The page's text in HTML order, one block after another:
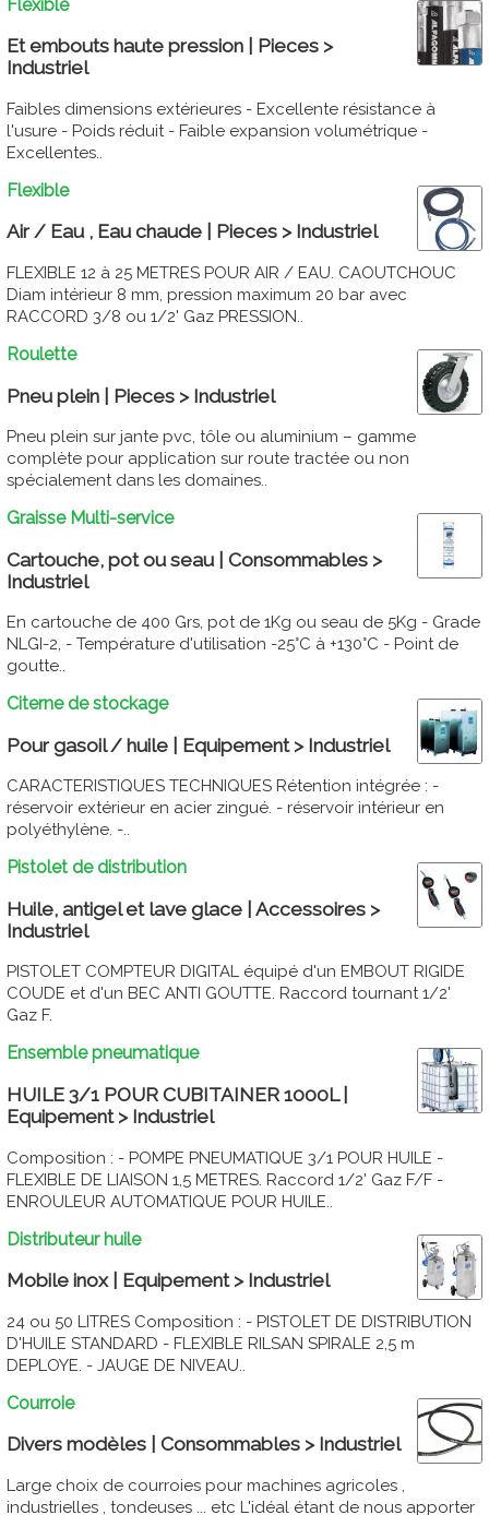
Flexible
Et embouts haute pression | Pieces >
Industriel
Faibles dimensions extérieures - Excellente résistance à
l'usure - Poids réduit - Faible expansion volumétrique -
Excellentes..
Flexible
Air / Eau , Eau chaude | Pieces > Industriel
FLEXIBLE 12 à 25 METRES POUR AIR / EAU. CAOUTCHOUC
Diam intérieur 8 mm, pression maximum 20 bar avec
RACCORD 3/8 ou 1/2' Gaz PRESSION..
Roulette
Pneu plein | Pieces > Industriel
Pneu plein sur jante pvc, tôle ou aluminium – gamme
complète pour application sur route tractée ou non
spécialement dans les domaines..
Graisse Multi-service
Cartouche, pot ou seau | Consommables >
Industriel
En cartouche de 400 Grs, pot de 1Kg ou seau de 5Kg - Grade
NLGI-2, - Température d'utilisation -25°C à +130°C - Point de
goutte..
Citerne de stockage
Pour gasoil / huile | Equipement > Industriel
CARACTERISTIQUES TECHNIQUES Rétention intégrée : -
réservoir extérieur en acier zingué. - réservoir intérieur en
polyéthylène. -..
Pistolet de distribution
Huile, antigel et lave glace | Accessoires >
Industriel
PISTOLET COMPTEUR DIGITAL équipé d'un EMBOUT RIGIDE
COUDE et d'un BEC ANTI GOUTTE. Raccord tournant 1/2'
Gaz F.
Ensemble pneumatique
HUILE 3/1 POUR CUBITAINER 1000L |
Equipement > Industriel
Composition : - POMPE PNEUMATIQUE 3/1 POUR HUILE -
FLEXIBLE DE LIAISON 1,5 METRES. Raccord 1/2' Gaz F/F -
ENROULEUR AUTOMATIQUE POUR HUILE..
Distributeur huile
Mobile inox | Equipement > Industriel
24 ou 50 LITRES Composition : - PISTOLET DE DISTRIBUTION
D'HUILE STANDARD - FLEXIBLE RILSAN SPIRALE 2,5 m
DEPLOYE. - JAUGE DE NIVEAU..
Courroie
Divers modèles | Consommables > Industriel
Large choix de courroies pour machines agricoles ,
industrielles , tondeuses ... etc L'idéal étant de nous apporter